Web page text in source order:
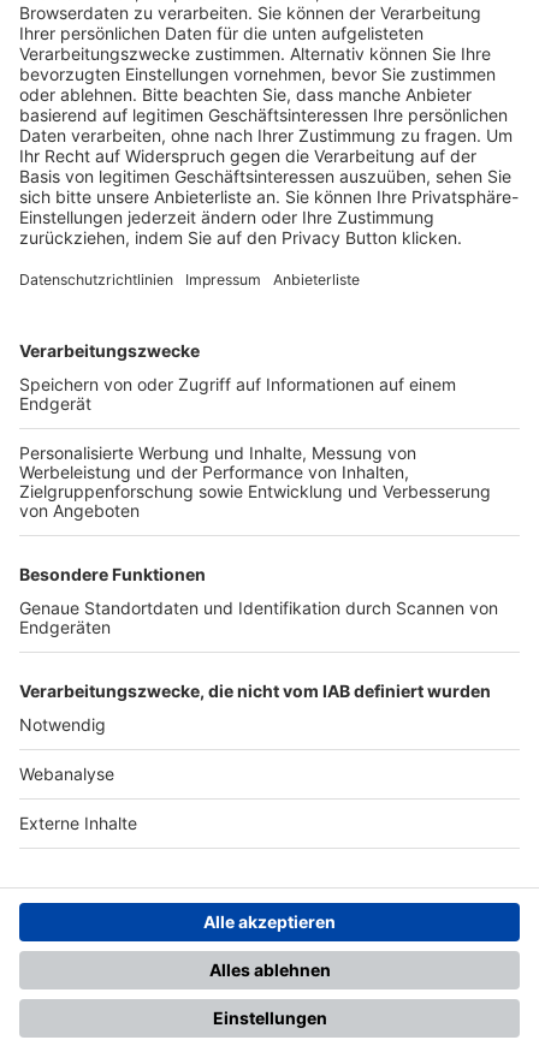
Trainerausbildung
Schulungsangebot Vereinsmitarbeiter
BFV-Geschäftsstellen
Trainerbörse
Login SpielPlus
FOLGE DEM BFV
TOP-VEREINE
TOP-PARTNER
Nutzungsbedingungen Datenschutz Impressum